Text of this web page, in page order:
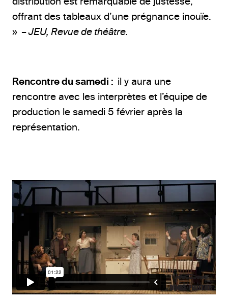
offrant des tableaux d’une prégnance inouïe.
» – JEU, Revue de théâtre.
Rencontre du samedi : il y aura une
rencontre avec les interprètes et l’équipe de
production le samedi 5 février après la
représentation.